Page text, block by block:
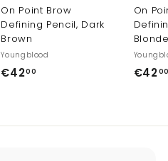
On Point Brow
Defining Pencil, Dark
Brown
Youngblood
€4200
,
On
€42